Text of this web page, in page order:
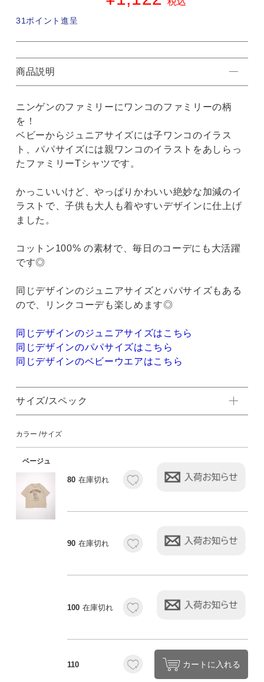
31 ポイント進呈
商品説明
ニンゲンのファミリーにワンコのファミリーの柄
を！
ベビーからジュニアサイズには子ワンコのイラス
ト、パパサイズには親ワンコのイラストをあしらっ
たファミリーTシャツです。
かっこいいけど、やっぱりかわいい絶妙な加減のイ
ラストで、子供も大人も着やすいデザインに仕上げ
ました。
コットン100% の素材で、毎日のコーデにも大活躍
です◎
同じデザインのジュニアサイズとパパサイズもある
ので、リンクコーデも楽しめます◎
同じデザインのジュニアサイズはこちら
同じデザインのパパサイズはこちら
同じデザインのベビーウエアはこちら
サイズ/スペック
カラー サイズ
ベージュ
80 在庫切れ
90 在庫切れ
100 在庫切れ
110 カートに入れる